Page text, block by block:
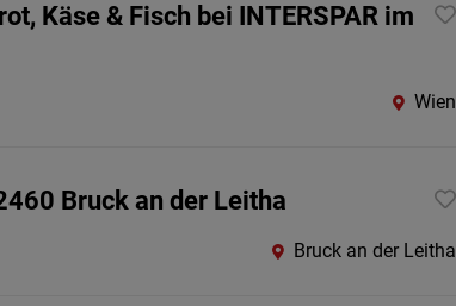
Käse & Fisch bei INTERSPAR im
Wien
Bruck an der Leitha
Bruck an der Leitha